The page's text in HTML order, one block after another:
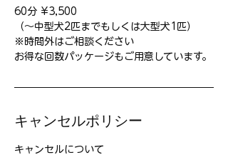
​60分 ¥3,500
（～中型犬2匹までもしくは大型犬1匹）
※時間外はご相談ください
お得な回数パッケージもご用意しています。
キャンセルポリシー
キャンセルについて